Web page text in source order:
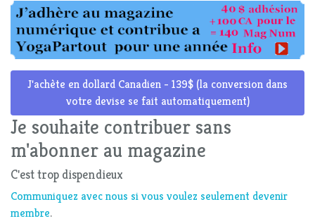
J'achète en dollard Canadien - 139$ (la conversion dans
votre devise se fait automatiquement)
Je souhaite contribuer sans
m'abonner au magazine
C'est trop dispendieux
Communiquez avec nous si vous voulez seulement devenir
membre.